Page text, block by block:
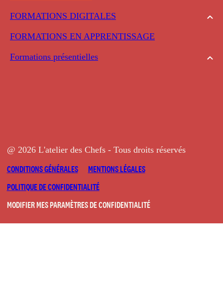
FORMATIONS DIGITALES
FORMATIONS EN APPRENTISSAGE
Formations présentielles
@ 2026 L'atelier des Chefs - Tous droits réservés
CONDITIONS GÉNÉRALES
MENTIONS LÉGALES
POLITIQUE DE CONFIDENTIALITÉ
MODIFIER MES PARAMÈTRES DE CONFIDENTIALITÉ